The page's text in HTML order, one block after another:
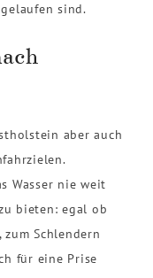
sind.
aber auch
Wasser nie weit
bieten: egal ob
Schlendern
für eine Prise